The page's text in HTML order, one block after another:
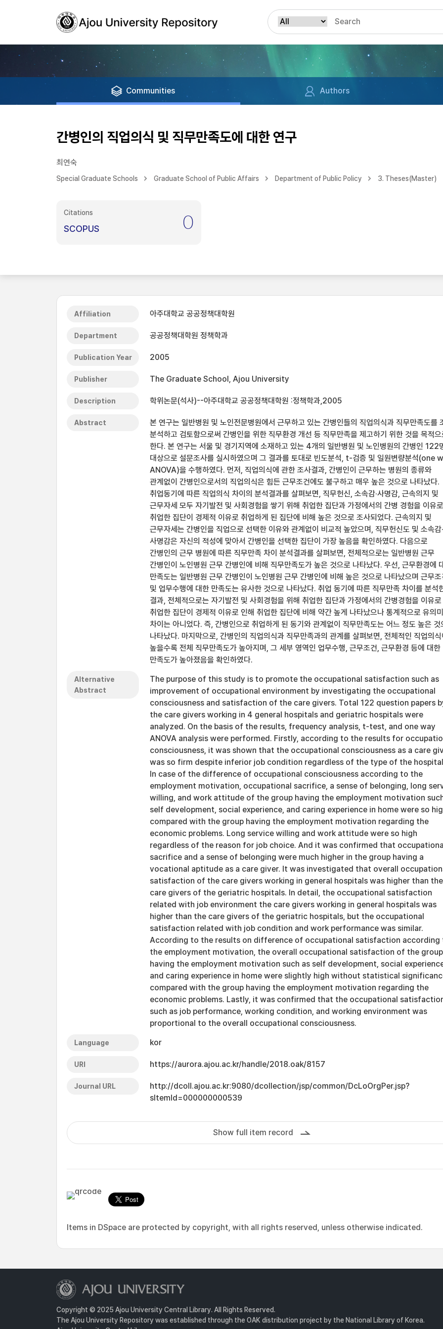
Communities Authors
간병인의 직업의식 및 직무만족도에 대한 연구
최연숙
Special Graduate Schools Graduate School of Public Affairs Department of Public Policy 3. Theses(Master)
Citations
SCOPUS 0
Affiliation 아주대학교 공공정책대학원
Department 공공정책대학원 정책학과
Publication Year 2005
Publisher The Graduate School, Ajou University
Description 학위논문(석사)--아주대학교 공공정책대학원 :정책학과,2005
Abstract
본 연구는 일반병원 및 노인전문병원에서 근무하고 있는 간병인들의 직업의식과 직무만족도를
분석하고 검토함으로써 간병인을 위한 직무환경 개선 등 직무만족을 제고하기 위한 것을 목적으
한다. 본 연구는 서울 및 경기지역에 소재하고 있는 4개의 일반병원 및 노인병원의 간병인 122
대상으로 설문조사를 실시하였으며 그 결과를 토대로 빈도분석, t-검증 및 일원변량분석(one
ANOVA)을 수행하였다. 먼저, 직업의식에 관한 조사결과, 간병인이 근무하는 병원의 종류와
관계없이 간병인으로서의 직업의식은 힘든 근무조건에도 불구하고 매우 높은 것으로 나타났다.
취업동기에 따른 직업의식 차이의 분석결과를 살펴보면, 직무헌신, 소속감·사명감, 근속의지 및
근무자세 모두 자기발전 및 사회경험을 쌓기 위해 취업한 집단과 가정에서의 간병 경험을 이유로
취업한 집단이 경제적 이유로 취업하게 된 집단에 비해 높은 것으로 조사되었다. 근속의지 및
근무자세는 간병인을 직업으로 선택한 이유와 관계없이 비교적 높았으며, 직무헌신도 및 소속감·
사명감은 자신의 적성에 맞아서 간병인을 선택한 집단이 가장 높음을 확인하였다. 다음으로
간병인의 근무 병원에 따른 직무만족 차이 분석결과를 살펴보면, 전체적으로는 일반병원 근무
간병인이 노인병원 근무 간병인에 비해 직무만족도가 높은 것으로 나타났다. 우선, 근무환경에
만족도는 일반병원 근무 간병인이 노인병원 근무 간병인에 비해 높은 것으로 나타났으며 근무조
및 업무수행에 대한 만족도는 유사한 것으로 나타났다. 취업 동기에 따른 직무만족 차이를 분석
결과, 전체적으로는 자기발전 및 사회경험을 위해 취업한 집단과 가정에서의 간병경험을 이유로
취업한 집단이 경제적 이유로 인해 취업한 집단에 비해 약간 높게 나타났으나 통계적으로 유의
차이는 아니었다. 즉, 간병인으로 취업하게 된 동기와 관계없이 직무만족도는 어느 정도 높은 것
나타났다. 마지막으로, 간병인의 직업의식과 직무만족과의 관계를 살펴보면, 전체적인 직업의식
높을수록 전체 직무만족도가 높아지며, 그 세부 영역인 업무수행, 근무조건, 근무환경 등에 대한
만족도가 높아졌음을 확인하였다.
Alternative
Abstract
The purpose of this study is to promote the occupational satisfaction such as
improvement of occupational environment by investigating the occupational
consciousness and satisfaction of the care givers. Total 122 question papers
the care givers working in 4 general hospitals and geriatric hospitals were
analyzed. On the basis of the results, frequency analysis, t-test, and one way
ANOVA analysis were performed. Firstly, according to the results for
consciousness, it was shown that the occupational consciousness as a care
was so firm despite inferior job condition regardless of the type of the
In case of the difference of occupational consciousness according to the
employment motivation, occupational sacrifice, a sense of belonging, long
willing, and work attitude of the group having the employment motivation
self development, social experience, and caring experience in home were so
compared with the group having the employment motivation regarding the
economic problems. Long service willing and work attitude were so high
regardless of the reason for job choice. And it was confirmed that
sacrifice and a sense of belonging were much higher in the group having a
vocational aptitude as a care giver. It was investigated that overall
satisfaction of the care givers working in general hospitals was higher than the
care givers of the geriatric hospitals. In detail, the occupational satisfaction
related with job environment the care givers working in general hospitals was
higher than the care givers of the geriatric hospitals, but the occupational
satisfaction related with job condition and work performance was similar.
According to the results on difference of occupational satisfaction according
the employment motivation, the overall occupational satisfaction of the group
having the employment motivation such as self development, social
and caring experience in home were slightly high without statistical
compared with the group having the employment motivation regarding the
economic problems. Lastly, it was confirmed that the occupational
such as job performance, working condition, and working environment was
proportional to the overall occupational consciousness.
Language kor
URI https://aurora.ajou.ac.kr/handle/2018.oak/8157
Journal URL
http://dcoll.ajou.ac.kr:9080/dcollection/jsp/common/DcLoOrgPer.jsp?
sItemId=000000000539
Show full item record
Items in DSpace are protected by copyright, with all rights reserved, unless otherwise indicated.
Copyright © 2025 Ajou University Central Library. All Rights Reserved.
The Ajou University Repository was established through the OAK distribution project by the National Library of Korea.